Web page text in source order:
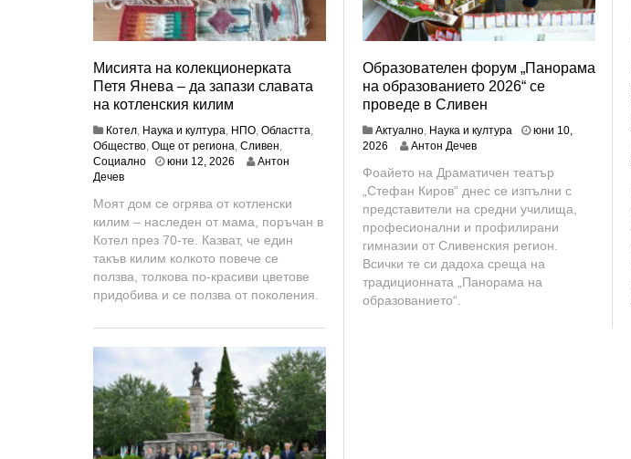
Мисията на колекционерката
Петя Янева – да запази славата
на котленския килим
Котел, Наука и култура, НПО, Областта,
Общество, Още от региона, Сливен,
Социално
юни 12, 2026
1
8
,
2
2
6
Антон
Дечев
Моят дом се огрява от котленски
килим – наследен от мама, поръчан в
Котел през 70-те. Казват, че един
такъв килим колкото повече се
ползва, толкова по-красиви цветове
придобива и се ползва от поколения.
Образователен форум „Панорама
на образованието 2026“ се
проведе в Сливен
Актуално, Наука и култура
юни 10,
2026ю
и
1
0
,
2
0
2
6
Антон Дечев
Фоайето на Драматичен театър
„Стефан Киров“ днес се изпълни с
представители на средни училища,
професионални и профилирани
гимназии от Сливенския регион.
Всички те си дадоха среща на
традиционната „Панорама на
образованието“.